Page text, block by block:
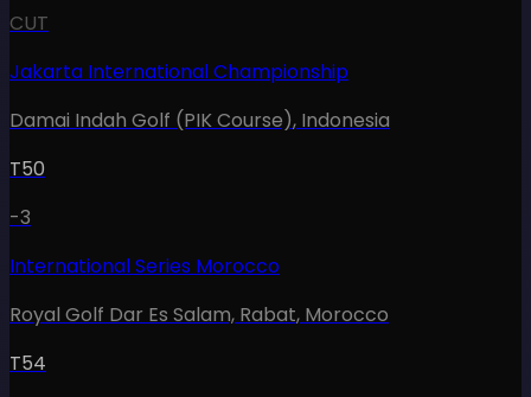
CUT
Jakarta International Championship
Damai Indah Golf (PIK Course), Indonesia
T50
-3
International Series Morocco
Royal Golf Dar Es Salam, Rabat, Morocco
T54